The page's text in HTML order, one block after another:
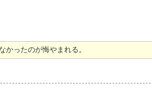
ったのが悔やまれる。